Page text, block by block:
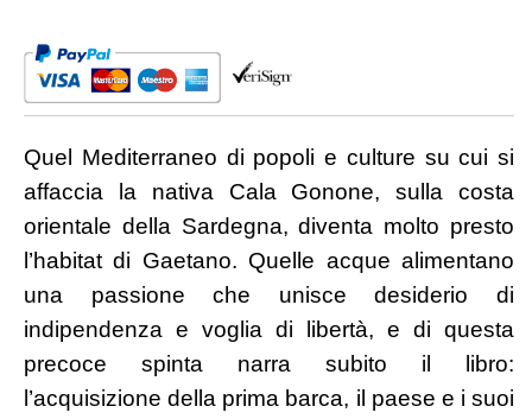
di
cantare
quantità
Quel Mediterraneo di popoli e culture su cui si
affaccia la nativa Cala Gonone, sulla costa
orientale della Sardegna, diventa molto presto
l’habitat di Gaetano. Quelle acque alimentano
una passione che unisce desiderio di
indipendenza e voglia di libertà, e di questa
precoce spinta narra subito il libro:
l’acquisizione della prima barca, il paese e i suoi